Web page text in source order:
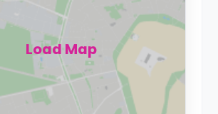
Load Map